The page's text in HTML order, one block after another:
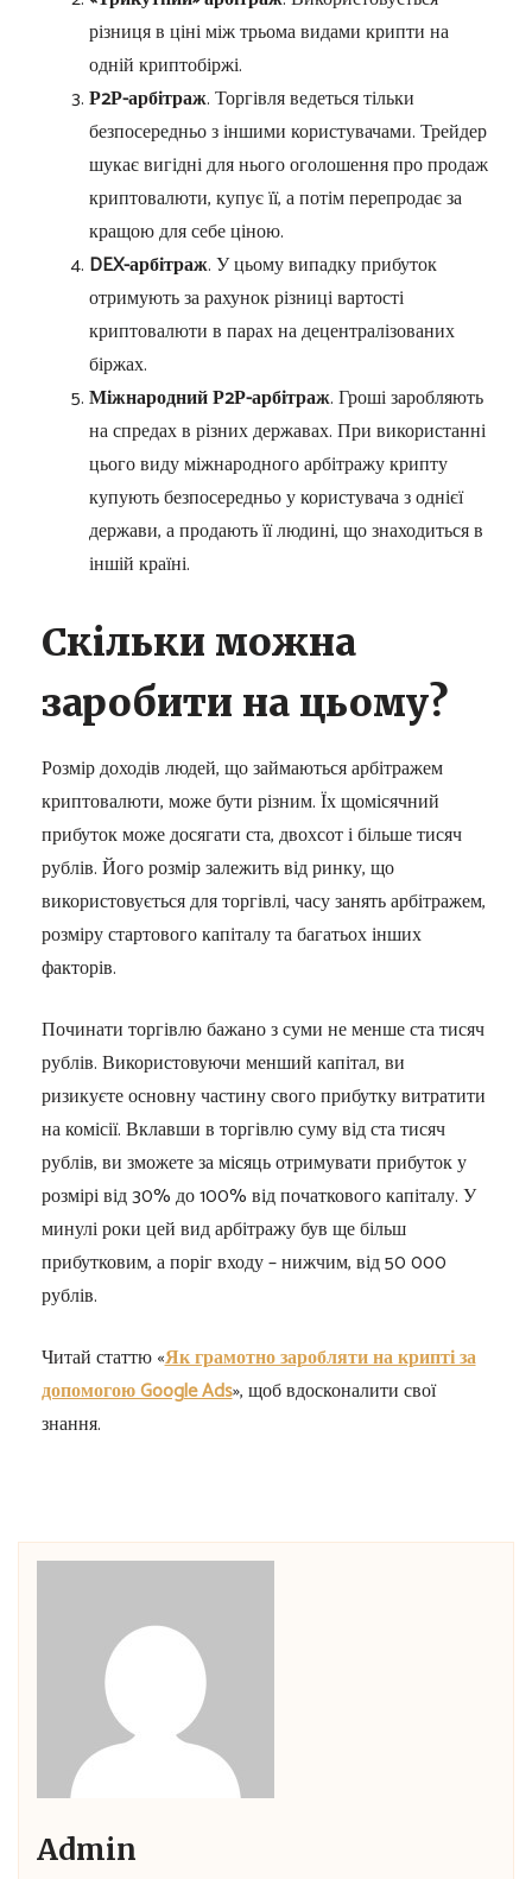
різниця в ціні між трьома видами крипти на
одній криптобіржі.
Р2Р-арбітраж. Торгівля ведеться тільки
безпосередньо з іншими користувачами. Трейдер
шукає вигідні для нього оголошення про продаж
криптовалюти, купує її, а потім перепродає за
кращою для себе ціною.
DEX-арбітраж. У цьому випадку прибуток
отримують за рахунок різниці вартості
криптовалюти в парах на децентралізованих
біржах.
Міжнародний Р2Р-арбітраж. Гроші заробляють
на спредах в різних державах. При використанні
цього виду міжнародного арбітражу крипту
купують безпосередньо у користувача з однієї
держави, а продають її людині, що знаходиться в
іншій країні.
Скільки можна
заробити на цьому?
Розмір доходів людей, що займаються арбітражем
криптовалюти, може бути різним. Їх щомісячний
прибуток може досягати ста, двохсот і більше тисяч
рублів. Його розмір залежить від ринку, що
використовується для торгівлі, часу занять арбітражем,
розміру стартового капіталу та багатьох інших
факторів.
Починати торгівлю бажано з суми не менше ста тисяч
рублів. Використовуючи менший капітал, ви
ризикуєте основну частину свого прибутку витратити
на комісії. Вклавши в торгівлю суму від ста тисяч
рублів, ви зможете за місяць отримувати прибуток у
розмірі від 30% до 100% від початкового капіталу. У
минулі роки цей вид арбітражу був ще більш
прибутковим, а поріг входу – нижчим, від 50 000
рублів.
Читай статтю «Як грамотно заробляти на крипті за
допомогою Google Ads», щоб вдосконалити свої
знання.
Admin